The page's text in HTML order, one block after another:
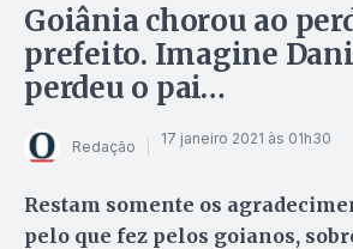
Goiânia chorou ao
prefeito. Imagine
perdeu o pai…
Redação 17 janeiro 2021 às 01h30
Restam somente os
pelo que fez pelos goianos,